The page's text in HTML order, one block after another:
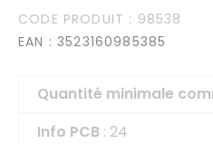
CODE PRODUIT : 98538
EAN : 3523160985385
Quantité minimale
Info PCB : 24